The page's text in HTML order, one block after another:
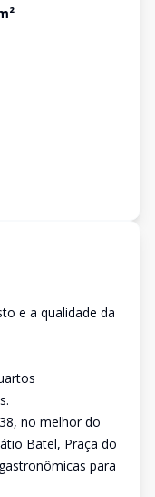
e a qualidade da

no melhor do
Batel, Praça do
para